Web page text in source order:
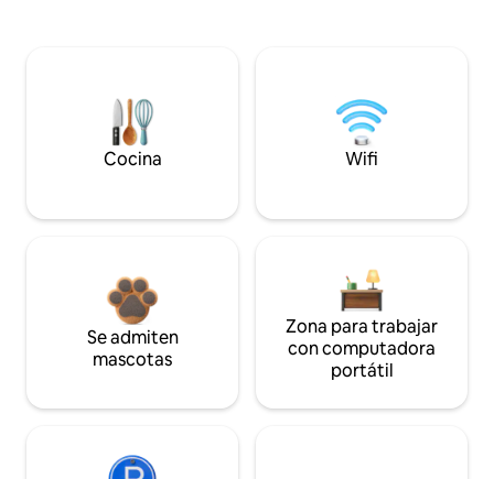
Cocina Wifi
Se admiten
mascotas
Zona para trabajar
con computadora
portátil